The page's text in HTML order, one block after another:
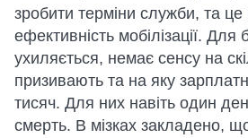
зробити терміни служби, та
ефективність мобілізації. Для
ухиляється, немає сенсу на
призивають та на яку
тисяч. Для них навіть один
смерть. В мізках закладено,